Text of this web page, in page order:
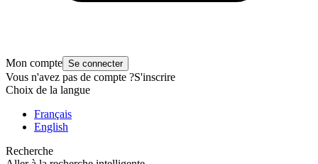
Mon compte Se connecter
Vous n'avez pas de compte ?S'inscrire
Choix de la langue
Français
English
Recherche